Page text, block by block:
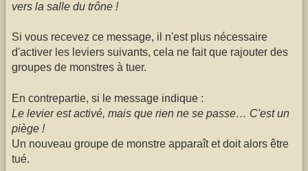
vers la salle du trône !
Si vous recevez ce message, il n'est plus nécessaire
d'activer les leviers suivants, cela ne fait que rajouter des
groupes de monstres à tuer.
En contrepartie, si le message indique :
Le levier est activé, mais que rien ne se passe… C'est un
piège !
Un nouveau groupe de monstre apparaît et doit alors être
tué.